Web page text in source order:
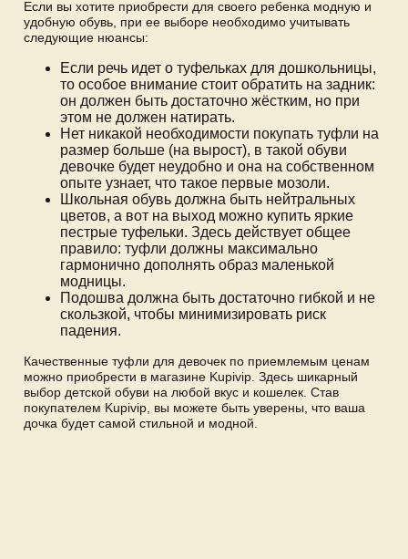
Если вы хотите приобрести для своего ребенка модную и
удобную обувь, при ее выборе необходимо учитывать
следующие нюансы:
Если речь идет о туфельках для дошкольницы,
то особое внимание стоит обратить на задник:
он должен быть достаточно жёстким, но при
этом не должен натирать.
Нет никакой необходимости покупать туфли на
размер больше (на вырост), в такой обуви
девочке будет неудобно и она на собственном
опыте узнает, что такое первые мозоли.
Школьная обувь должна быть нейтральных
цветов, а вот на выход можно купить яркие
пестрые туфельки. Здесь действует общее
правило: туфли должны максимально
гармонично дополнять образ маленькой
модницы.
Подошва должна быть достаточно гибкой и не
скользкой, чтобы минимизировать риск
падения.
Качественные туфли для девочек по приемлемым ценам
можно приобрести в магазине Kupivip. Здесь шикарный
выбор детской обуви на любой вкус и кошелек. Став
покупателем Kupivip, вы можете быть уверены, что ваша
дочка будет самой стильной и модной.